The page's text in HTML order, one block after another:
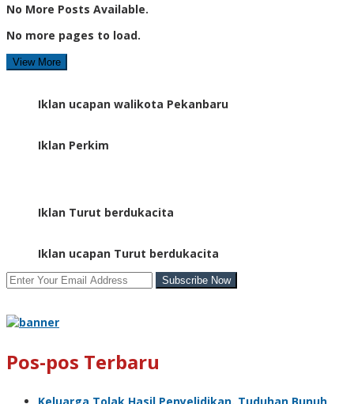
No More Posts Available.
No more pages to load.
View More
Iklan ucapan walikota Pekanbaru
Iklan Perkim
Iklan Turut berdukacita
Iklan ucapan Turut berdukacita
Pos-pos Terbaru